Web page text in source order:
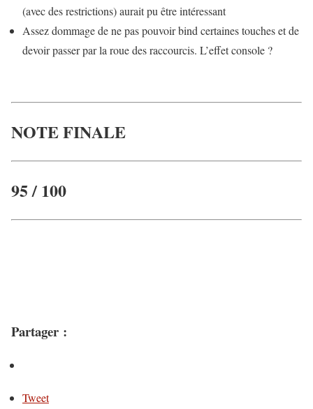
(avec des restrictions) aurait pu être intéressant
Assez dommage de ne pas pouvoir bind certaines touches et de
devoir passer par la roue des raccourcis. L’effet console ?
NOTE FINALE
95 / 100
Partager :
Tweet